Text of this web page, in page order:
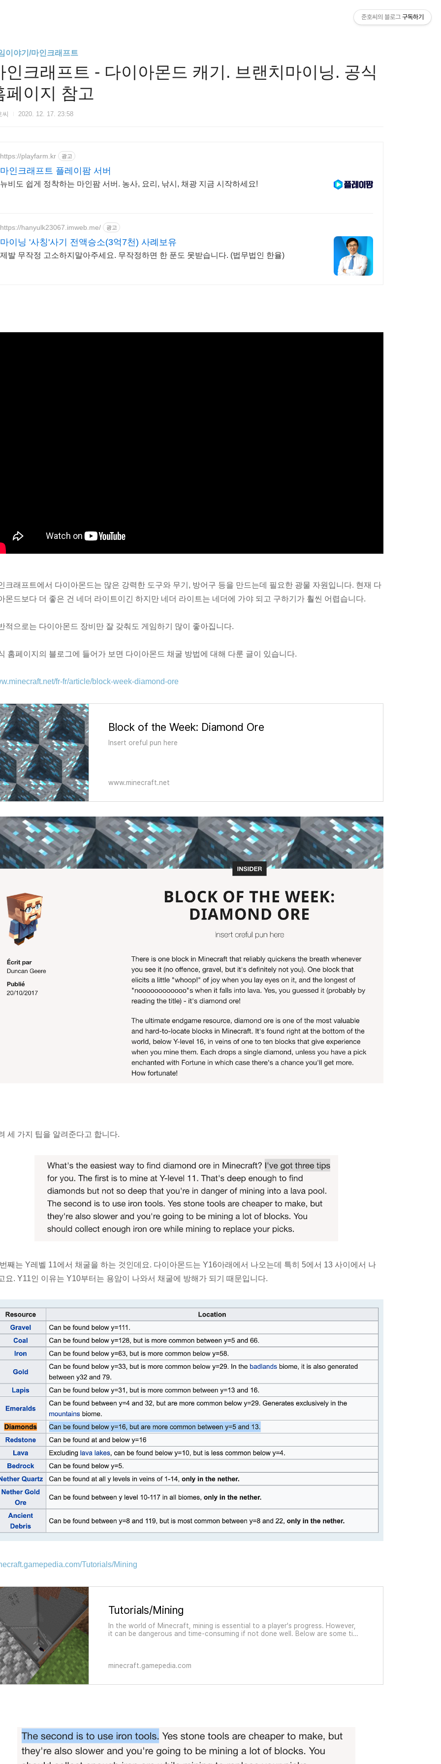
이야기/마인크래프트
인크래프트 - 다이아몬드 캐기. 브랜치마이닝. 공식
페이지 참고
2020. 12. 17. 23:58
https://playfarm.kr 광고
마인크래프트 플레이팜 서버
뉴비도 쉽게 정착하는 마인팜 서버. 농사, 요리, 낚시, 채광 지금 시작하세요!
https://hanyulk23067.imweb.me/ 광고
마이닝 '사칭'사기 전액승소(3억7천) 사례보유
제발 무작정 고소하지말아주세요. 무작정하면 한 푼도 못받습니다. (법무법인 한율)
크래프트에서 다이아몬드는 많은 강력한 도구와 무기, 방어구 등을 만드는데 필요한 광물 자원입니다. 현재 다
몬드보다 더 좋은 건 네더 라이트이긴 하지만 네더 라이트는 네더에 가야 되고 구하기가 훨씬 어렵습니다.
적으로는 다이아몬드 장비만 잘 갖춰도 게임하기 많이 좋아집니다.
홈페이지의 블로그에 들어가 보면 다이아몬드 채굴 방법에 대해 다룬 글이 있습니다.
fr-fr/article/block-week-diamond-ore
Block of the Week: Diamond Ore
Insert oreful pun here
www.minecraft.net
세 가지 팁을 알려준다고 합니다.
째는 Y레벨 11에서 채굴을 하는 것인데요. 다이아몬드는 Y16아래에서 나오는데 특히 5에서 13 사이에서 나
요. Y11인 이유는 Y10부터는 용암이 나와서 채굴에 방해가 되기 때문입니다.
Tutorials/Mining
Tutorials/Mining
In the world of Minecraft, mining is essential to a player's progress. However,
it can be dangerous and time-consuming if not done well. Below are some tips
minecraft.gamepedia.com
준호씨의 블로그 구독하기